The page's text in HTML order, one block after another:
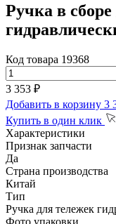
Ручка в
Код товара 19368
3 353 ₽
Добавить в корзину 3
Купить в один клик
Характеристики
Признак запчасти
Да
Страна производства
Китай
Тип
Ручка для тележек
Фото упаковки